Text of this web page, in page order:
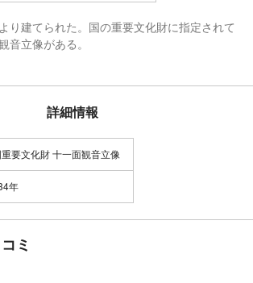
り建てられた。国の重要文化財に指定されて
音立像がある。
詳細情報
重要文化財 十一面観音立像
年
ミ